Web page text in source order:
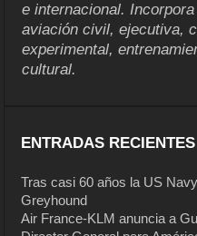
e internacional.
aviación civil, ejecutiva,
experimental,
cultural.
ENTRADAS RECIENTES
Tras casi 60 años la US
Greyhound
Air France-KLM anuncia a